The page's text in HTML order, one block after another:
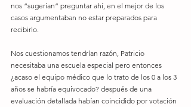
nos “sugerían” preguntar ahí, en el mejor de los
casos argumentaban no estar preparados para
recibirlo.
Nos cuestionamos tendrían razón, Patricio
necesitaba una escuela especial pero entonces
¿acaso el equipo médico que lo trato de los 0 a los 3
años se habría equivocado? después de una
evaluación detallada habían coincidido por votación